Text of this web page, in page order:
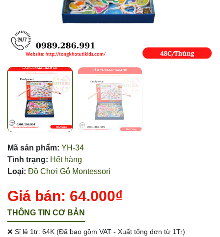
Mã sản phẩm: YH-34
Tình trạng: Hết hàng
Loại: Đồ Chơi Gỗ Montessori
Giá bán: 64.000₫
THÔNG TIN CƠ BẢN
❌ Sỉ lẻ 1tr: 64K (Đã bao gồm VAT - Xuất tổng đơn từ 1Tr)
Ngày hết hạn: